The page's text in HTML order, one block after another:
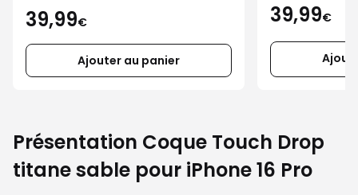
39,99€
Ajouter au panier
39,99€
Présentation Coque Touch Drop
titane sable pour iPhone 16 Pro